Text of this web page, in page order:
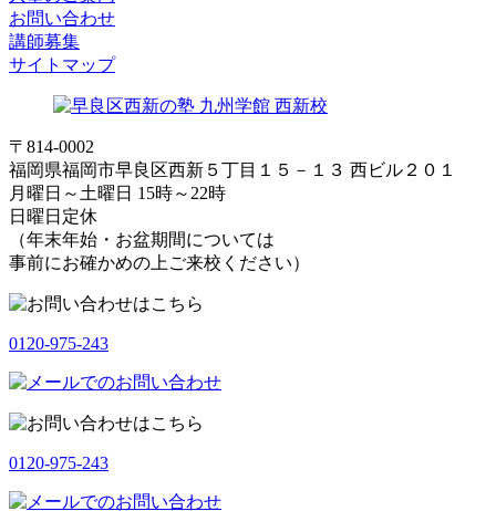
お問い合わせ
講師募集
サイトマップ
〒814-0002
福岡県福岡市早良区西新５丁目１５－１３ 西ビル２０１
月曜日～土曜日 15時～22時
日曜日定休
（年末年始・お盆期間については
事前にお確かめの上ご来校ください）
0120-975-243
0120-975-243